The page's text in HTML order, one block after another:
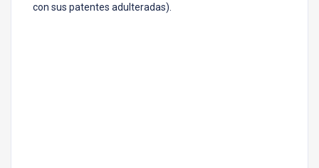
con sus patentes adulteradas).